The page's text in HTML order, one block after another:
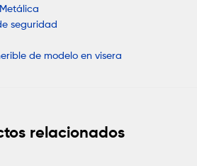
seguridad
de modelo en visera
relacionados